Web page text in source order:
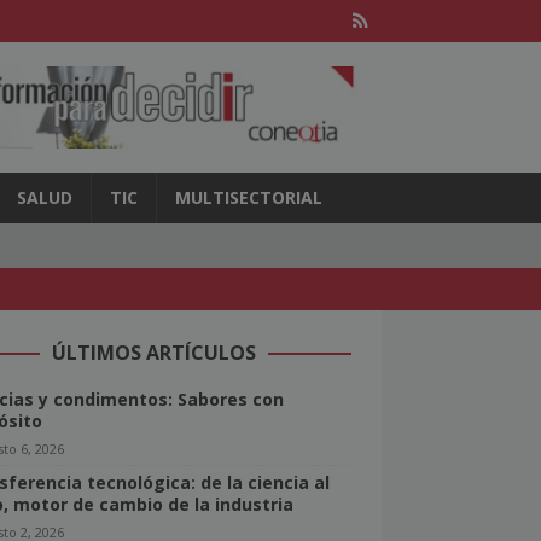
SALUD TIC MULTISECTORIAL
ÚLTIMOS ARTÍCULOS
y condimentos: Sabores con
6, 2026
tecnológica: de la ciencia al
motor de cambio de la industria
2, 2026